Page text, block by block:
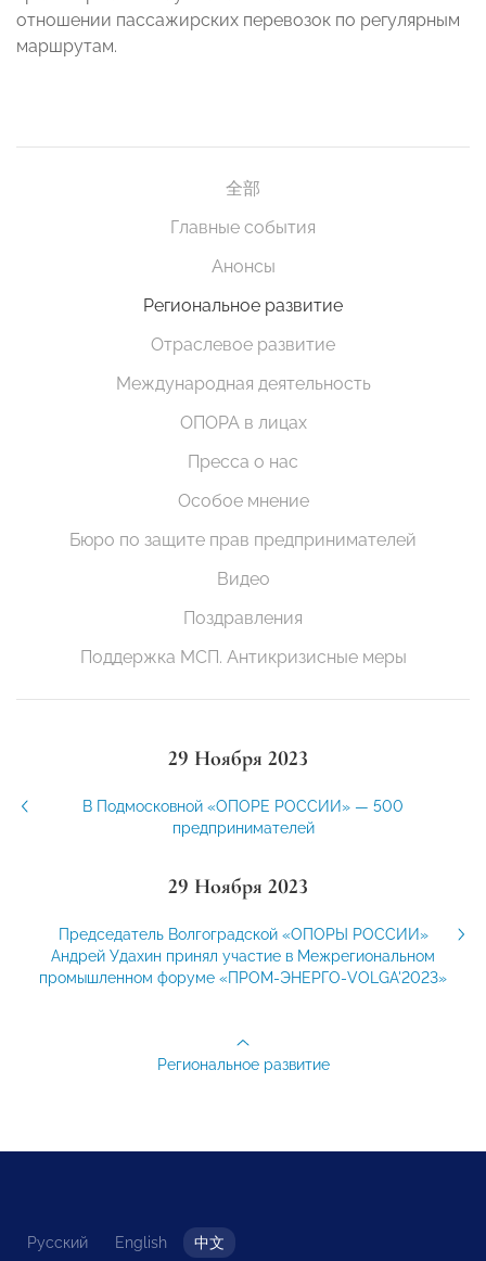
отношении пассажирских перевозок по регулярным
маршрутам.
全部
Главные события
Анонсы
Региональное развитие
Отраслевое развитие
Международная деятельность
ОПОРА в лицах
Пресса о нас
Особое мнение
Бюро по защите прав предпринимателей
Видео
Поздравления
Поддержка МСП. Антикризисные меры
29 Ноября 2023
В Подмосковной «ОПОРЕ РОССИИ» — 500
предпринимателей
29 Ноября 2023
Председатель Волгоградской «ОПОРЫ РОССИИ»
Андрей Удахин принял участие в Межрегиональном
промышленном форуме «ПРОМ-ЭНЕРГО-VOLGA'2023»
Региональное развитие
Русский English 中文